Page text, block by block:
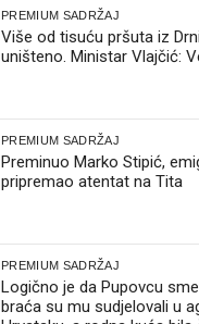
PREMIUM SADRŽAJ
Više od tisuću pršuta iz
uništeno. Ministar Vlajčić:
PREMIUM SADRŽAJ
Preminuo Marko Stipić,
pripremao atentat na Tita
PREMIUM SADRŽAJ
Logično je da Pupovcu
braća su mu sudjelovali u